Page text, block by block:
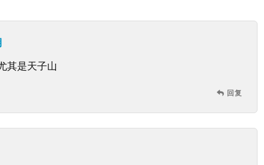
其是天子山
回复